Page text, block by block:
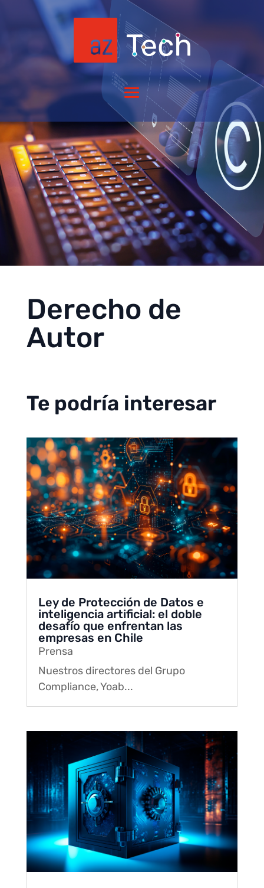
Derecho de
Autor
Te podría interesar
Ley de Protección de Datos e
inteligencia artificial: el doble
desafío que enfrentan las
empresas en Chile
Prensa
Nuestros directores del Grupo
Compliance, Yoab...